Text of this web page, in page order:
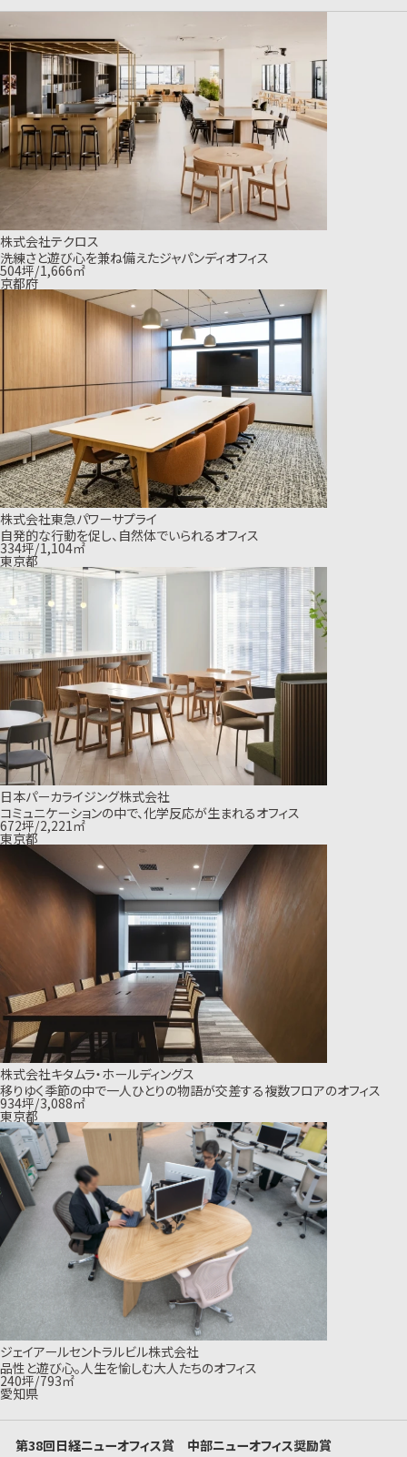
株式会社テクロス
洗練さと遊び心を兼ね備えたジャパンディオフィス
504坪/1,666㎡
京都府
株式会社東急パワーサプライ
自発的な行動を促し、自然体でいられるオフィス
334坪/1,104㎡
東京都
日本パーカライジング株式会社
コミュニケーションの中で、化学反応が生まれるオフィス
672坪/2,221㎡
東京都
株式会社キタムラ・ホールディングス
移りゆく季節の中で一人ひとりの物語が交差する複数フロアのオフィス
934坪/3,088㎡
東京都
ジェイアールセントラルビル株式会社
品性と遊び心。人生を愉しむ大人たちのオフィス
240坪/793㎡
愛知県
第38回日経ニューオフィス賞 中部ニューオフィス奨励賞